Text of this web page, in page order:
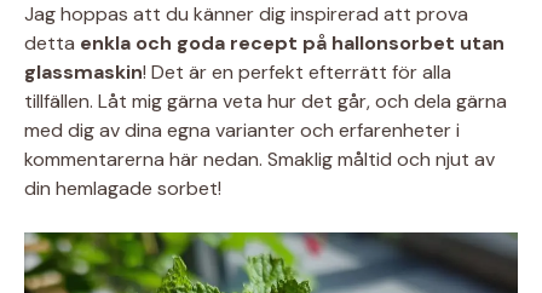
Jag hoppas att du känner dig inspirerad att prova
detta enkla och goda recept på hallonsorbet utan
glassmaskin! Det är en perfekt efterrätt för alla
tillfällen. Låt mig gärna veta hur det går, och dela gärna
med dig av dina egna varianter och erfarenheter i
kommentarerna här nedan. Smaklig måltid och njut av
din hemlagade sorbet!